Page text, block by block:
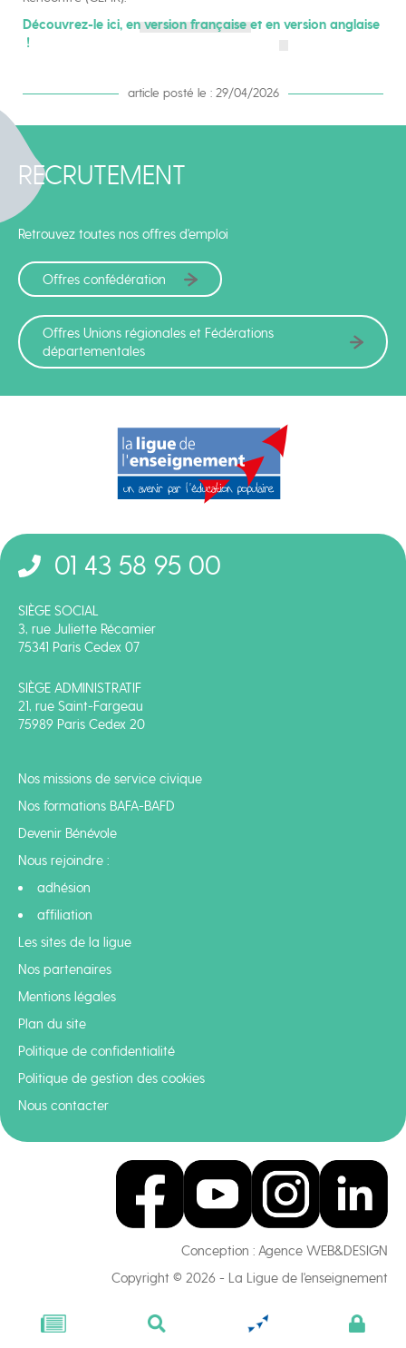
Découvrez-le ici, en version française et en version anglaise
!
article posté le : 29/04/2026
01 43 58 95 00
SIÈGE SOCIAL
3, rue Juliette Récamier
75341 Paris Cedex 07
SIÈGE ADMINISTRATIF
21, rue Saint-Fargeau
75989 Paris Cedex 20
Nos missions de service civique
Nos formations BAFA-BAFD
Devenir Bénévole
Nous rejoindre :
adhésion
affiliation
Les sites de la ligue
Nos partenaires
Mentions légales
Plan du site
Politique de confidentialité
Politique de gestion des cookies
Nous contacter
RECRUTEMENT
Retrouvez toutes nos offres d'emploi
Offres confédération
Offres Unions régionales et Fédérations
départementales
Conception : Agence WEB&DESIGN
Copyright © 2026 - La Ligue de l'enseignement